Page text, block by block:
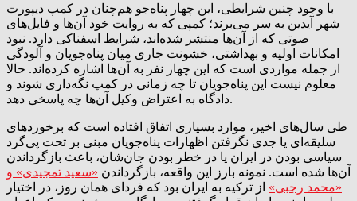
با وجود چنین شرایطی، این چهار پناه‌جو هم‌چنان در کمپ دیپورت
شهر آیدین به سر می‌برند؛ کمپی که به روایت خود آن‌ها و فایل‌های
صوتی که از آن‌ها منتشر شده‌اند، شرایط اسفناکی دارد. نبود
امکانات اولیه و بهداشتی، خشونت جاری میان پناه‌جویان و آلودگی
از جمله مواردی است که این چهار نفر به آن‌ها اشاره کرده‌اند. حالا
معلوم نیست این پناه‌جویان تا چه زمانی در کمپ نگه‌داری شوند و
دادگاه به اعتراض وکیل آن‌ها چه پاسخی دهد.
طی سال‌های اخیر، موارد بسیاری اتفاق افتاده است که برخوردهای
سلیقه‌ای یا جدی نگرفتن اظهارات پناه‌جویان مبنی بر تحت پی‌گرد
سیاسی بودن در ایران یا در خطر بودن جان‌شان، باعث بازگرداندن
آن‌ها شده است. نمونه بارز این واقعه، بازگرداندن «سعید تمجیدی» و
«محمد رجبی» از ترکیه به ایران بود که فردای همان روز، در اختیار